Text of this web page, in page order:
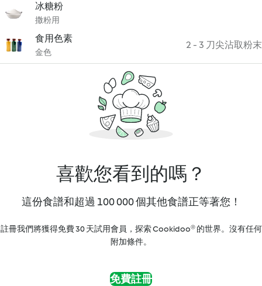
冰糖粉
撒粉用
食用色素
金色
2 - 3 刀尖沾取粉末
喜歡您看到的嗎？
這份食譜和超過 100 000 個其他食譜正等著您！
註冊我們將獲得免費 30 天試用會員，探索 Cookidoo® 的世界。沒有任何
附加條件。
免費註冊